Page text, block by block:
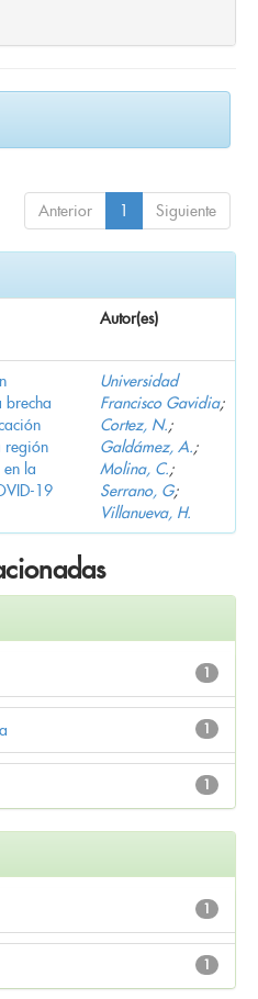
Anterior 1 Siguiente
Autor(es)
brecha
región
en la
19
Universidad
Francisco Gavidia;
Cortez, N.;
Galdámez, A.;
Molina, C.;
Serrano, G;
Villanueva, H.
1
1
1
1
1